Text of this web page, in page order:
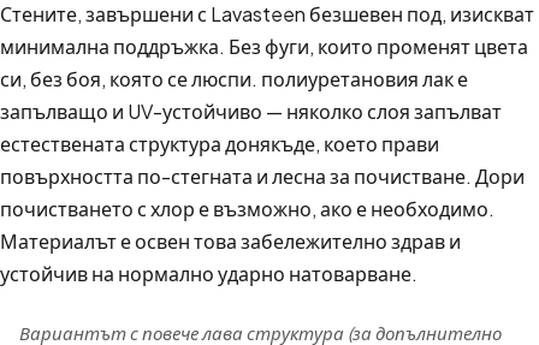
Стените, завършени с Lavasteen безшевен под, изискват
минимална поддръжка. Без фуги, които променят цвета
си, без боя, която се люспи. полиуретановия лак е
запълващо и UV-устойчиво — няколко слоя запълват
естествената структура донякъде, което прави
повърхността по-стегната и лесна за почистване. Дори
почистването с хлор е възможно, ако е необходимо.
Материалът е освен това забележително здрав и
устойчив на нормално ударно натоварване.
Вариантът с повече лава структура (за допълнително